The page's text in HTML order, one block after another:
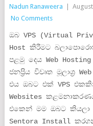
Nadun Ranaweera
No Comments
ඔබ VPS (Virtual
Host කිරීමට
පළමු දෙය Web
ජනප්‍රිය විවෘත මූලාශ්‍ර
එය ඔබට එක් VPS
Websites
එකෙන් මම ඔබට කියලා
Sentora Install